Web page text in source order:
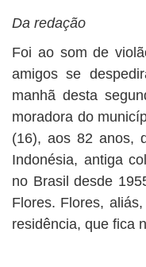
Da redação
Foi ao som de
amigos se
manhã desta
moradora do
(16), aos 82 anos,
Indonésia, antiga
no Brasil desde
Flores. Flores,
residência, que fica